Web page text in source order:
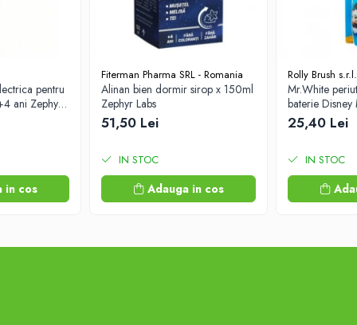
pentru
ani Zephyr
in cos
Fiterman Pharma SRL - Romania
Alinan bien dormir sirop x 150ml
Zephyr Labs
51,50 Lei
IN STOC
Adauga in cos
Rolly Brush s.r.l.
Mr.White
baterie
Labs
25,40 Lei
IN STOC